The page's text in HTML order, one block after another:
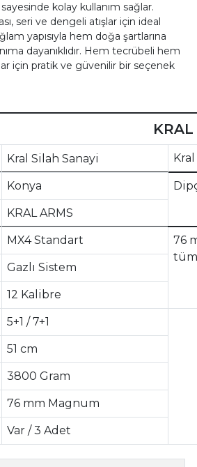
sayesinde kolay kullanım sağlar.
seri ve dengeli atışlar için ideal
yapısıyla hem doğa şartlarına
dayanıklıdır. Hem tecrübeli hem
için pratik ve güvenilir bir seçenek
Kral Silah Sanayi
Konya
KRAL ARMS
MX4 Standart
76
Gazlı Sistem
12 Kalibre
5+1 / 7+1
51 cm
3800 Gram
76 mm Magnum
Var / 3 Adet